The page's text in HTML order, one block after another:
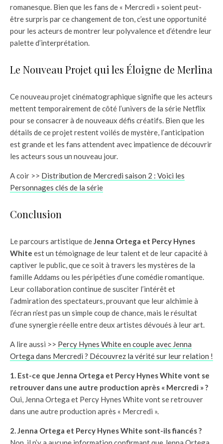
romanesque. Bien que les fans de « Mercredi » soient peut-
être surpris par ce changement de ton, c’est une opportunité
pour les acteurs de montrer leur polyvalence et d’étendre leur
palette d’interprétation.
Le Nouveau Projet qui les Éloigne de Merlina
Ce nouveau projet cinématographique signifie que les acteurs
mettent temporairement de côté l’univers de la série Netflix
pour se consacrer à de nouveaux défis créatifs. Bien que les
détails de ce projet restent voilés de mystère, l’anticipation
est grande et les fans attendent avec impatience de découvrir
les acteurs sous un nouveau jour.
A coir >> Distribution de Mercredi saison 2 : Voici les
Personnages clés de la série
Conclusion
Le parcours artistique deJenna Ortega et Percy Hynes
White est un témoignage de leur talent et de leur capacité à
captiver le public, que ce soit à travers les mystères de la
famille Addams ou les péripéties d’une comédie romantique.
Leur collaboration continue de susciter l’intérêt et
l’admiration des spectateurs, prouvant que leur alchimie à
l’écran n’est pas un simple coup de chance, mais le résultat
d’une synergie réelle entre deux artistes dévoués à leur art.
A lire aussi >> Percy Hynes White en couple avec Jenna
Ortega dans Mercredi ? Découvrez la vérité sur leur relation !
1. Est-ce que Jenna Ortega et Percy Hynes White vont se
retrouver dans une autre production après « Mercredi » ?
Oui, Jenna Ortega et Percy Hynes White vont se retrouver
dans une autre production après « Mercredi ».
2. Jenna Ortega et Percy Hynes White sont-ils fiancés ?